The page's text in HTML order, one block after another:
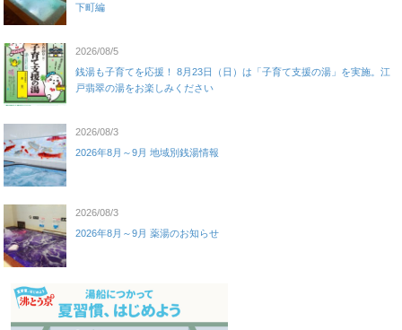
下町編
2026/08/5
銭湯も子育てを応援！ 8月23日（日）は「子育て支援の湯」を実施。江
戸翡翠の湯をお楽しみください
2026/08/3
2026年8月～9月 地域別銭湯情報
2026/08/3
2026年8月～9月 薬湯のお知らせ